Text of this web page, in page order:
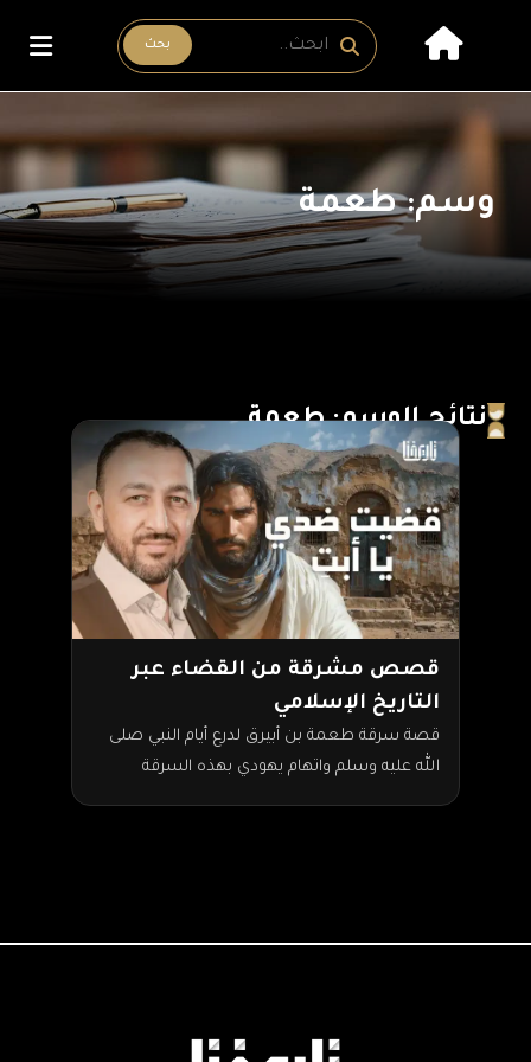
بحث
وسم: طعمة
نتائج الوسم: طعمة
قصص مشرقة من القضاء عبر
التاريخ الإسلامي
قصة سرقة طعمة بن أبيرق لدرع أيام النبي صلى
الله عليه وسلم واتهام يهودي بهذه السرقة